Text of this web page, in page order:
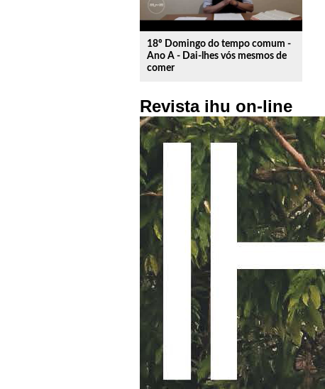
18º Domingo do tempo comum -
Ano A - Dai-lhes vós mesmos de
comer
Revista ihu on-line